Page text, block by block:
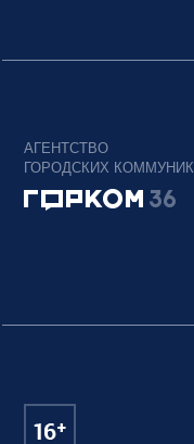
АГЕНТСТВО
ГОРОДСКИХ